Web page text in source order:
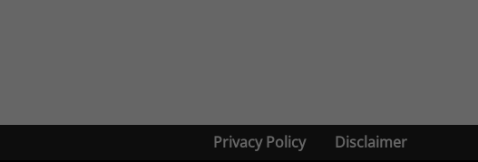
Privacy Policy Disclaimer